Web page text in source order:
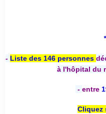
- Liste des 146 personnes
à l'hôpital du
- entre
Cliquez